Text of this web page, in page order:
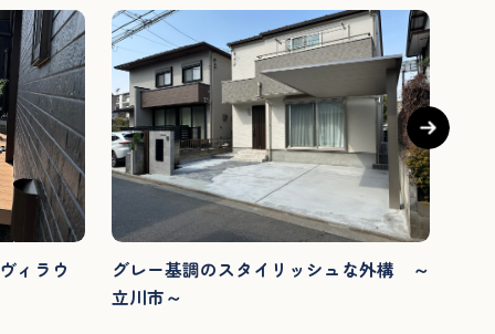
ィラウ
グレー基調のスタイリッシュな外構 ～
立川市～